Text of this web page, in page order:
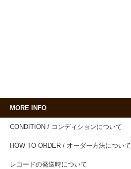
MORE INFO
CONDITION / コンディションについて
HOW TO ORDER / オーダー方法について
レコードの発送時について